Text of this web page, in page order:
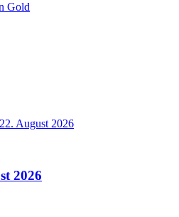
Gold
August 2026
2026